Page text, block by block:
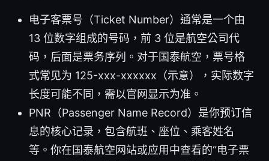
电子客票号（Ticket Number）通常是一个由
13 位数字组成的号码，前 3 位是航空公司代
码，后面是票务序列。对于国泰航空，票号格
式常见为 125-xxx-xxxxxx（示意），实际数字
长度可能不同，需以官网显示为准。
PNR（Passenger Name Record）是你预订信
息的核心记录，包含航班、座位、乘客姓名
等。你在国泰航空网站或应用中查看的“电子票